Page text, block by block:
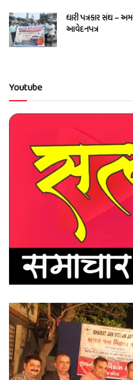
ધારી પત્રકાર સંઘ –
આવેદનપત્ર
Youtube